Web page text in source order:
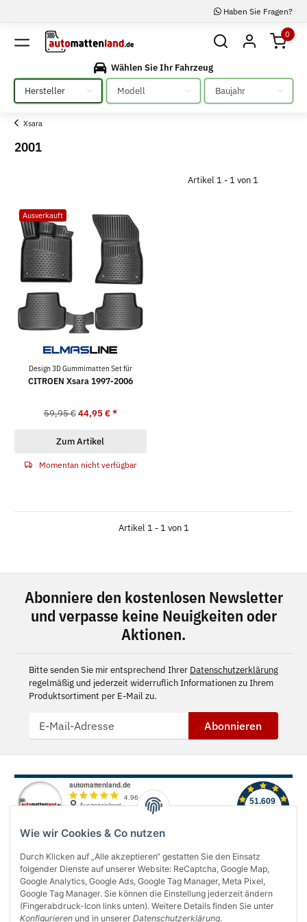
Wie wir Cookies & Co nutzen
Durch Klicken auf „Alle akzeptieren“ gestatten Sie den Einsatz
folgender Dienste auf unserer Website: ReCaptcha, Google Map,
Google Analytics, Google Ads, Google Tag Manager, Meta Pixel,
Google Tag Manager. Sie können die Einstellung jederzeit ändern
(Fingerabdruck-Icon links unten). Weitere Details finden Sie unter
Konfigurieren und in unserer Datenschutzerklärung.
Haben Sie Fragen?
0
Wählen Sie Ihr Fahrzeug
Bitte auswählen
Bitte auswählen Bitte auswählen
Xsara
2001
Artikel 1 - 1 von 1
Ausverkauft
Design 3D Gummimatten Set für
CITROEN Xsara 1997-2006
59,95 € 44,95 €*
Zum Artikel
Momentan nicht verfügbar
Artikel 1 - 1 von 1
Abonniere den kostenlosen Newsletter
und verpasse keine Neuigkeiten oder
Aktionen.
Bitte senden Sie mir entsprechend Ihrer Datenschutzerklärung
regelmäßig und jederzeit widerruflich Informationen zu Ihrem
Produktsortiment per E-Mail zu.
Abonnieren
Über uns
Informationen